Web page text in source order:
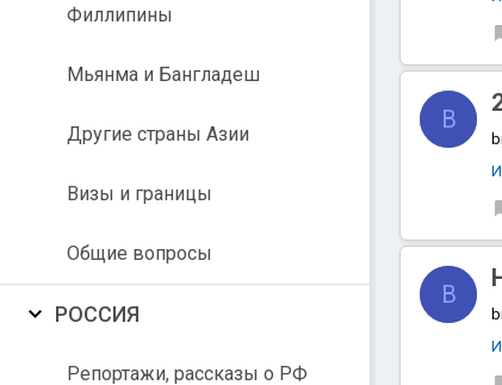
Филлипины
Мьянма и Бангладеш
Другие страны Азии
Визы и границы
Общие вопросы
РОССИЯ
Репортажи, рассказы о РФ
B
B